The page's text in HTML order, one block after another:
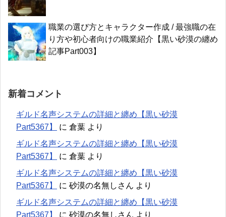
職業の選び方とキャラクター作成 / 最強職の在
り方や初心者向けの職業紹介【黒い砂漠の纏め
記事Part003】
新着コメント
ギルド名声システムの詳細と纏め【黒い砂漠
Part5367】
に 倉葉 より
ギルド名声システムの詳細と纏め【黒い砂漠
Part5367】
に 倉葉 より
ギルド名声システムの詳細と纏め【黒い砂漠
Part5367】
に 砂漠の名無しさん より
ギルド名声システムの詳細と纏め【黒い砂漠
Part5367】
に 砂漠の名無しさん より